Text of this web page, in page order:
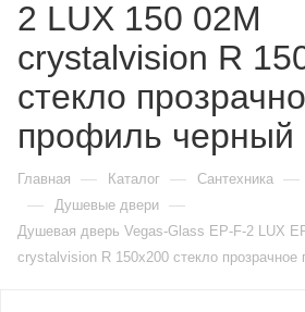
2 LUX 150 02М
crystalvision R
стекло
профиль черный
Главная — Каталог — Сантехника —
— Душевые двери —
Душевая дверь Vegas-Glass EP-F-2 LUX
crystalvision R 150х200 стекло